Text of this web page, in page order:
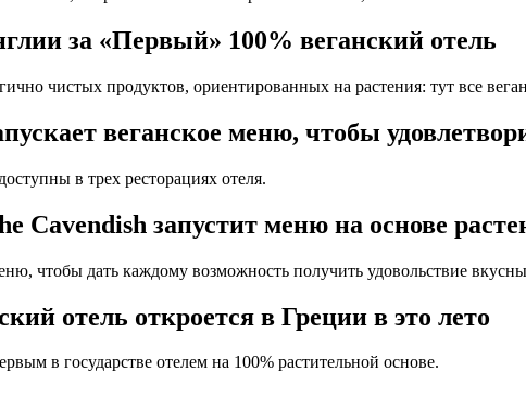
за «Первый» 100% веганский отель
чистых продуктов, ориентированных на растения: тут все
веганское меню, чтобы
в трех ресторациях отеля.
запустит меню на основе
чтобы дать каждому возможность получить удовольствие
отель откроется в Греции в это лето
в государстве отелем на 100% растительной основе.